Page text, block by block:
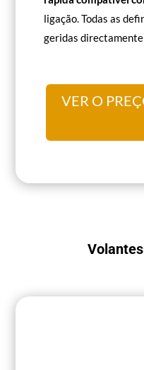
ligação. Todas as
geridas
VER O